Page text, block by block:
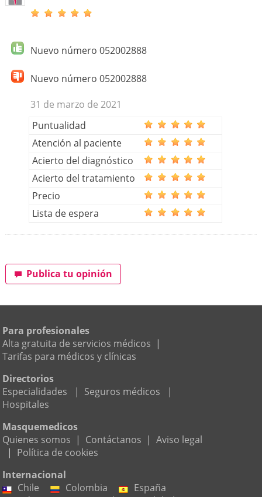
Nuevo número 052002888
Nuevo número 052002888
31 de marzo de 2021
Puntualidad
Atención al paciente
Acierto del diagnóstico
Acierto del tratamiento
Precio
Lista de espera
Publica tu opinión
Para profesionales
Alta gratuita de servicios médicos |
Tarifas para médicos y clínicas
Directorios
Especialidades
| Seguros médicos
|
Hospitales
Masquemedicos
Quienes somos | Contáctanos | Aviso legal
| Política de cookies
Internacional
Chile
Colombia
España